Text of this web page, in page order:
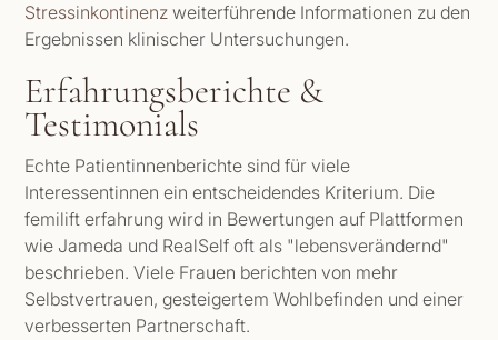
Stressinkontinenz weiterführende Informationen zu den
Ergebnissen klinischer Untersuchungen.
Erfahrungsberichte &
Testimonials
Echte Patientinnenberichte sind für viele
Interessentinnen ein entscheidendes Kriterium. Die
femilift erfahrung wird in Bewertungen auf Plattformen
wie Jameda und RealSelf oft als "lebensverändernd"
beschrieben. Viele Frauen berichten von mehr
Selbstvertrauen, gesteigertem Wohlbefinden und einer
verbesserten Partnerschaft.